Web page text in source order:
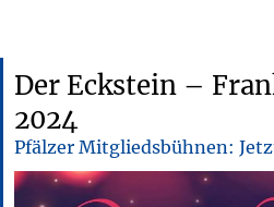
Der Eckstein –
2024
Pfälzer Mitgliedsbühnen: